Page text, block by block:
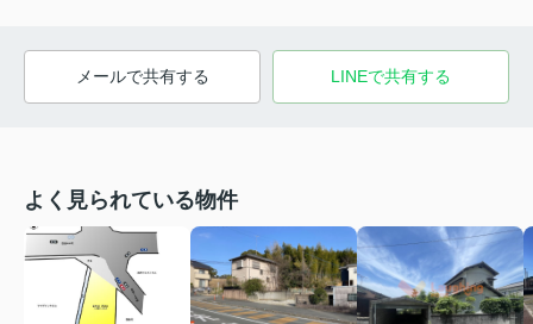
メールで共有する LINEで共有する
よく見られている物件